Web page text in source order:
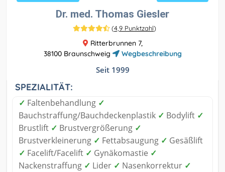
Dr. med. Thomas Giesler
(4,9 Punktzahl)
Ritterbrunnen 7,
38100 Braunschweig
Wegbeschreibung
Seit 1999
SPEZIALITÄT:
✓ Faltenbehandlung ✓
Bauchstraffung/Bauchdeckenplastik ✓ Bodylift ✓
Brustlift ✓ Brustvergrößerung ✓
Brustverkleinerung ✓ Fettabsaugung ✓ Gesäßlift
✓ Facelift/Facelift ✓ Gynäkomastie ✓
Nackenstraffung ✓ Lider ✓ Nasenkorrektur ✓